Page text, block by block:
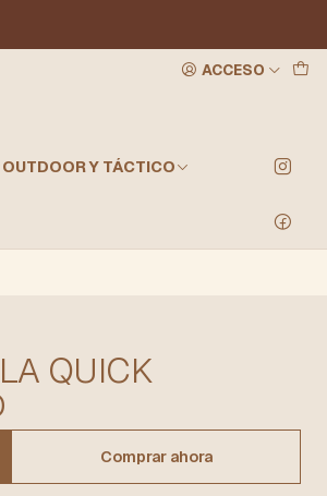
ACCESO
OUTDOOR Y TÁCTICO
QUICK
Comprar ahora